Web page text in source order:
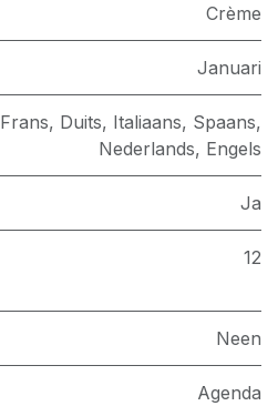
Crème
Januari
Frans, Duits, Italiaans, Spaans,
Nederlands, Engels
Ja
12
Neen
Agenda